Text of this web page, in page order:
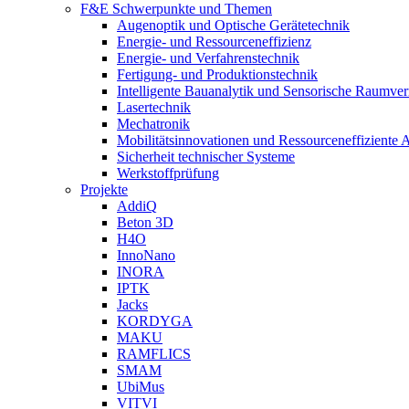
F&E Schwerpunkte und Themen
Augenoptik und Optische Gerätetechnik
Energie- und Ressourceneffizienz
Energie- und Verfahrenstechnik
Fertigung- und Produktionstechnik
Intelligente Bauanalytik und Sensorische
Lasertechnik
Mechatronik
Mobilitätsinnovationen und Ressourceneffiziente
Sicherheit technischer Systeme
Werkstoffprüfung
Projekte
AddiQ
Beton 3D
H4O
InnoNano
INORA
IPTK
Jacks
KORDYGA
MAKU
RAMFLICS
SMAM
UbiMus
VITVI